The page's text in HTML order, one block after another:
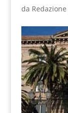
da Redazione